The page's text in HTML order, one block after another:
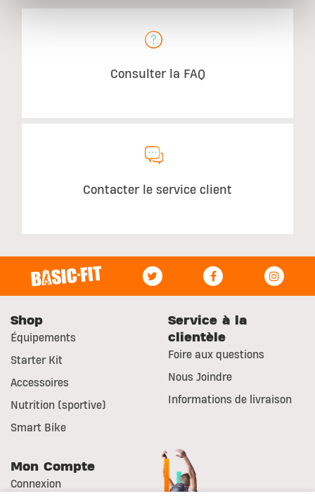
Consulter la FAQ
Contacter le service client
Shop
Équipements
Starter Kit
Accessoires
Nutrition (sportive)
Smart Bike
Service à la
clientèle
Foire aux questions
Nous Joindre
Informations de livraison
Mon Compte
Connexion